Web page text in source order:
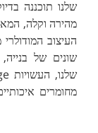
מהירה וקלה,
העיצוב
שונים של
מחומרים